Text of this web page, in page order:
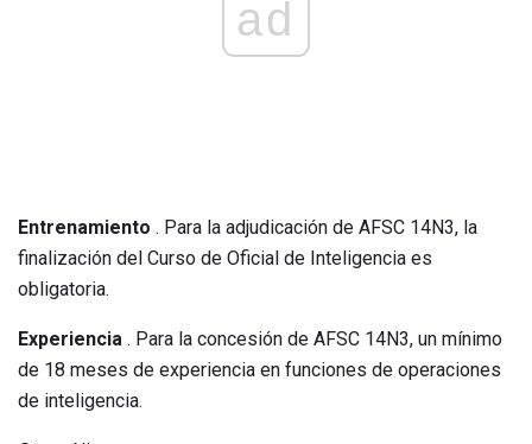
ad
Entrenamiento . Para la adjudicación de AFSC 14N3, la
finalización del Curso de Oficial de Inteligencia es
obligatoria.
Experiencia . Para la concesión de AFSC 14N3, un mínimo
de 18 meses de experiencia en funciones de operaciones
de inteligencia.